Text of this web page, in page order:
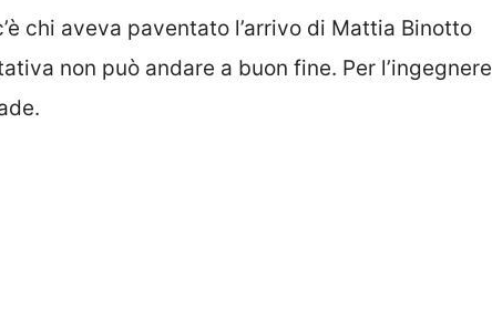
chi aveva paventato l’arrivo di Mattia Binotto
non può andare a buon fine. Per l’ingegnere